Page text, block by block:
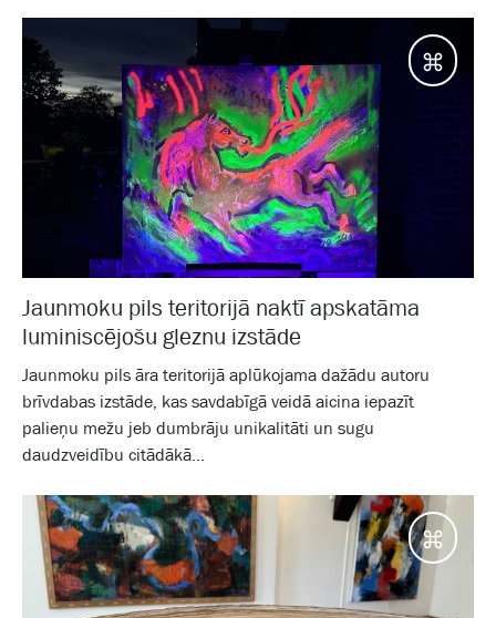
Jaunmoku pils teritorijā naktī apskatāma
luminiscējošu gleznu izstāde
Jaunmoku pils āra teritorijā aplūkojama dažādu autoru
brīvdabas izstāde, kas savdabīgā veidā aicina iepazīt
palieņu mežu jeb dumbrāju unikalitāti un sugu
daudzveidību citādākā...